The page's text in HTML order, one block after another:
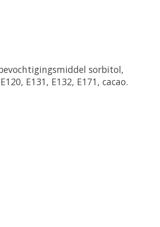
sorbitol,
E131, E132, E171, cacao.